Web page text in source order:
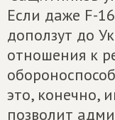
Если даже F-
доползут до
отношения к
это, конечно,
позволит